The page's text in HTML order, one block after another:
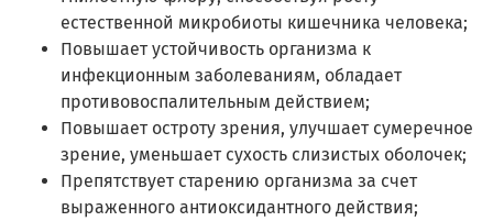
естественной микробиоты кишечника человека;
Повышает устойчивость организма к
инфекционным заболеваниям, обладает
противовоспалительным действием;
Повышает остроту зрения, улучшает сумеречное
зрение, уменьшает сухость слизистых оболочек;
Препятствует старению организма за счет
выраженного антиоксидантного действия;